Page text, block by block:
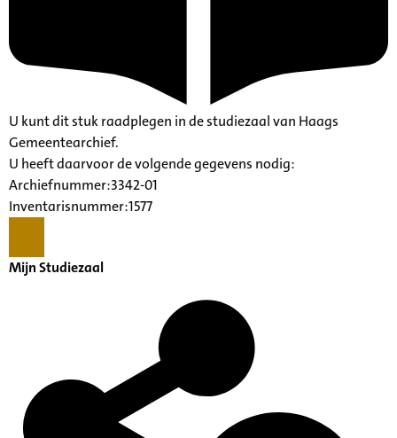
U kunt dit stuk raadplegen in de studiezaal van Haags
Gemeentearchief.
U heeft daarvoor de volgende gegevens nodig:
Archiefnummer:3342-01
Inventarisnummer:1577
Mijn Studiezaal